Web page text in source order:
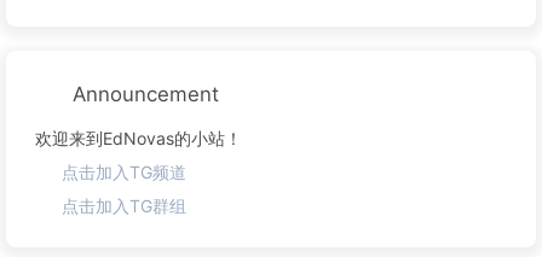
Announcement
欢迎来到EdNovas的小站！
点击加入TG频道
点击加入TG群组